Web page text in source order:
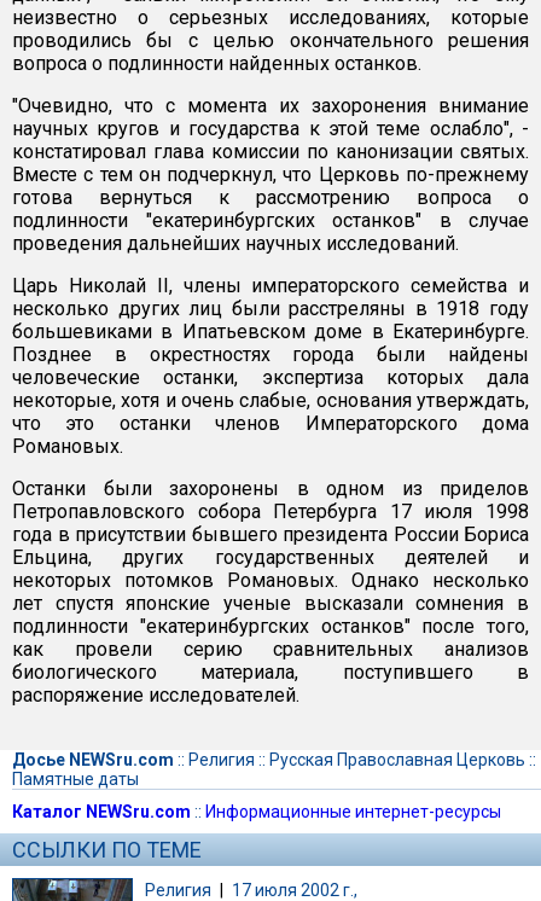
неизвестно о серьезных исследованиях, которые
проводились бы с целью окончательного решения
вопроса о подлинности найденных останков.
"Очевидно, что с момента их захоронения внимание
научных кругов и государства к этой теме ослабло", -
констатировал глава комиссии по канонизации святых.
Вместе с тем он подчеркнул, что Церковь по-прежнему
готова вернуться к рассмотрению вопроса о
подлинности "екатеринбургских останков" в случае
проведения дальнейших научных исследований.
Царь Николай II, члены императорского семейства и
несколько других лиц были расстреляны в 1918 году
большевиками в Ипатьевском доме в Екатеринбурге.
Позднее в окрестностях города были найдены
человеческие останки, экспертиза которых дала
некоторые, хотя и очень слабые, основания утверждать,
что это останки членов Императорского дома
Романовых.
Останки были захоронены в одном из приделов
Петропавловского собора Петербурга 17 июля 1998
года в присутствии бывшего президента России Бориса
Ельцина, других государственных деятелей и
некоторых потомков Романовых. Однако несколько
лет спустя японские ученые высказали сомнения в
подлинности "екатеринбургских останков" после того,
как провели серию сравнительных анализов
биологического материала, поступившего в
распоряжение исследователей.
Досье NEWSru.com :: Религия :: Русская Православная Церковь ::
Памятные даты
Каталог NEWSru.com :: Информационные интернет-ресурсы
ССЫЛКИ ПО ТЕМЕ
Религия | 17 июля 2002 г.,